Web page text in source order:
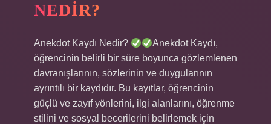
NEDIR?
Anekdot Kaydı Nedir?
Anekdot Kaydı,
öğrencinin belirli bir süre boyunca gözlemlenen
davranışlarının, sözlerinin ve duygularının
ayrıntılı bir kaydıdır. Bu kayıtlar, öğrencinin
güçlü ve zayıf yönlerini, ilgi alanlarını, öğrenme
stilini ve sosyal becerilerini belirlemek için